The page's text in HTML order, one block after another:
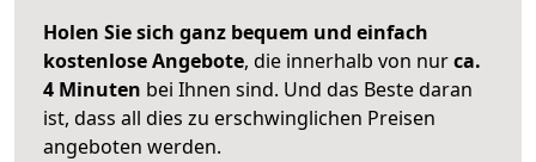
Holen Sie sich ganz bequem und einfach
kostenlose Angebote, die innerhalb von nurca.
4 Minuten bei Ihnen sind. Und das Beste daran
ist, dass all dies zu erschwinglichen Preisen
angeboten werden.